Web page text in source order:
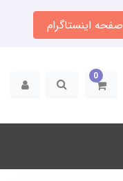
صفحه اینستاگرام
0